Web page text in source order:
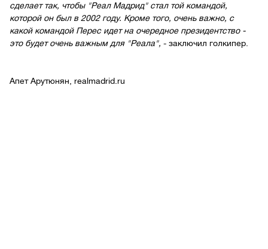
сделает так, чтобы "Реал Мадрид" стал той командой,
которой он был в 2002 году. Кроме того, очень важно, с
какой командой Перес идет на очередное президентство -
это будет очень важным для "Реала", - заключил голкипер.
Апет Арутюнян, realmadrid.ru